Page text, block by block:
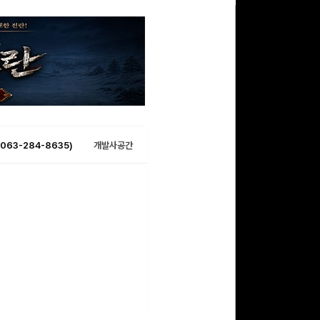
(063-284-8635) 개발사공간